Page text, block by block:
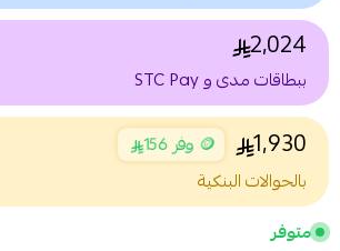
2,024
ببطاقات مدى و STC Pay
1,930 🪙 وفر 156
بالحوالات البنكية
متوفر